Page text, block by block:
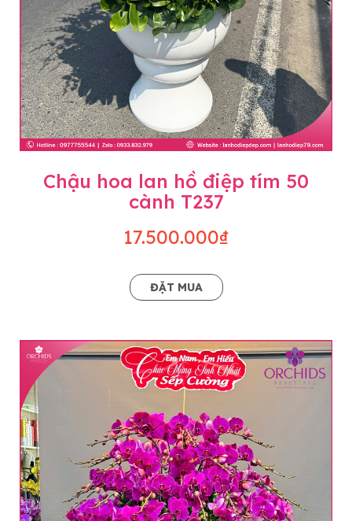
Chậu hoa lan hồ điệp tím 50
cành T237
17.500.000₫
ĐẶT MUA